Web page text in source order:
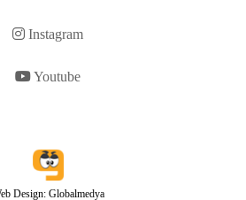
Instagram
Youtube
Design: Globalmedya